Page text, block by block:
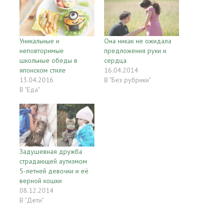
Уникальные и
неповторимые
школьные обеды в
японском стиле
13.04.2016
В "Еда"
Она никак не ожидала
предложения руки и
сердца
16.04.2014
В "Без рубрики"
Задушевная дружба
страдающей аутизмом
5-летней девочки и её
верной кошки
08.12.2014
В "Дети"